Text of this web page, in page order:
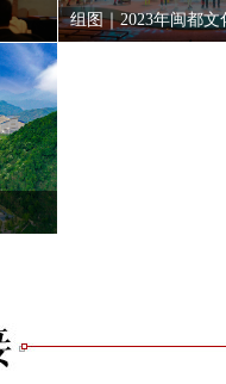
组图｜2023年闽都文